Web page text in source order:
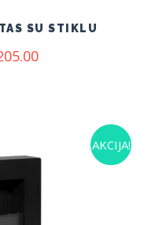
SU STIKLU
Current
AKCIJA!